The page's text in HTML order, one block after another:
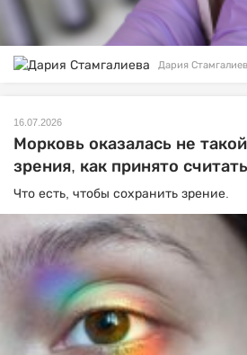
Дария
16.07.2026
Морковь оказалась не
зрения, как принято считать
Что есть, чтобы сохранить зрение.